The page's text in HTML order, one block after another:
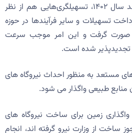
مصوبه دولت وقت در اسفند سال ۱۴۰۲، تسهیلگری‌هایی هم از نظر
تسهیلات و سایر فرآیندها در حوزه
صورت گرفت و این امر موجب سرعت
تجدیدپذیر شده است.
مستعد به منظور احداث نیروگاه های
منابع طبیعی واگذار می شود.
زمین برای ساخت نیروگاه های
ساخت از وزارت نیرو گرفته اند، انجام